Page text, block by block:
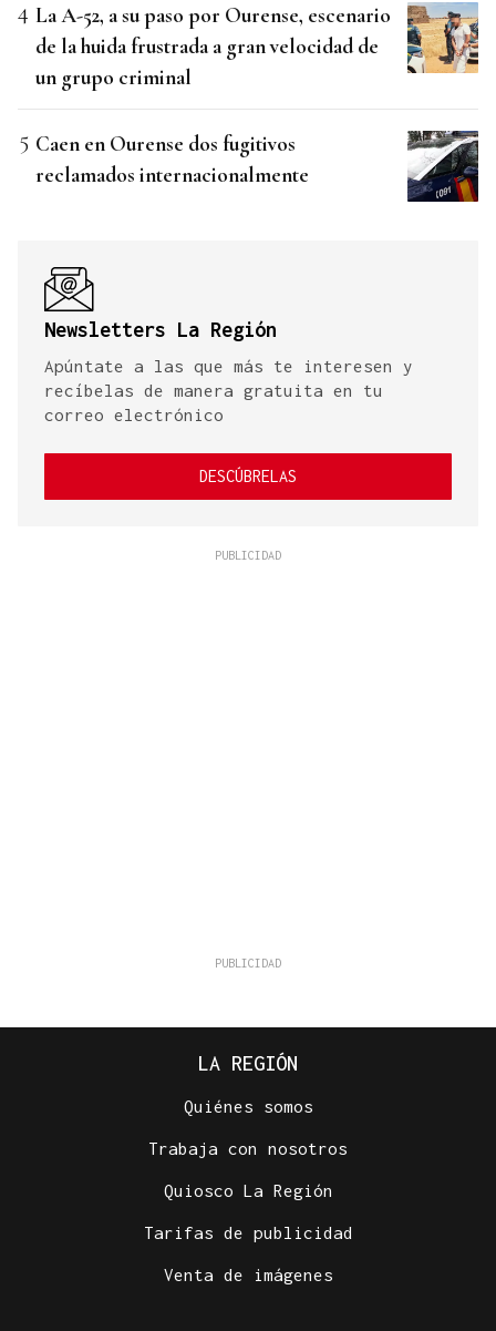
La A-52, a su paso por Ourense, escenario
de la huida frustrada a gran velocidad de
un grupo criminal
Caen en Ourense dos fugitivos
reclamados internacionalmente
Newsletters La Región
Apúntate a las que más te interesen y
recíbelas de manera gratuita en tu
correo electrónico
DESCÚBRELAS
LA REGIÓN
Quiénes somos
Trabaja con nosotros
Quiosco La Región
Tarifas de publicidad
Venta de imágenes